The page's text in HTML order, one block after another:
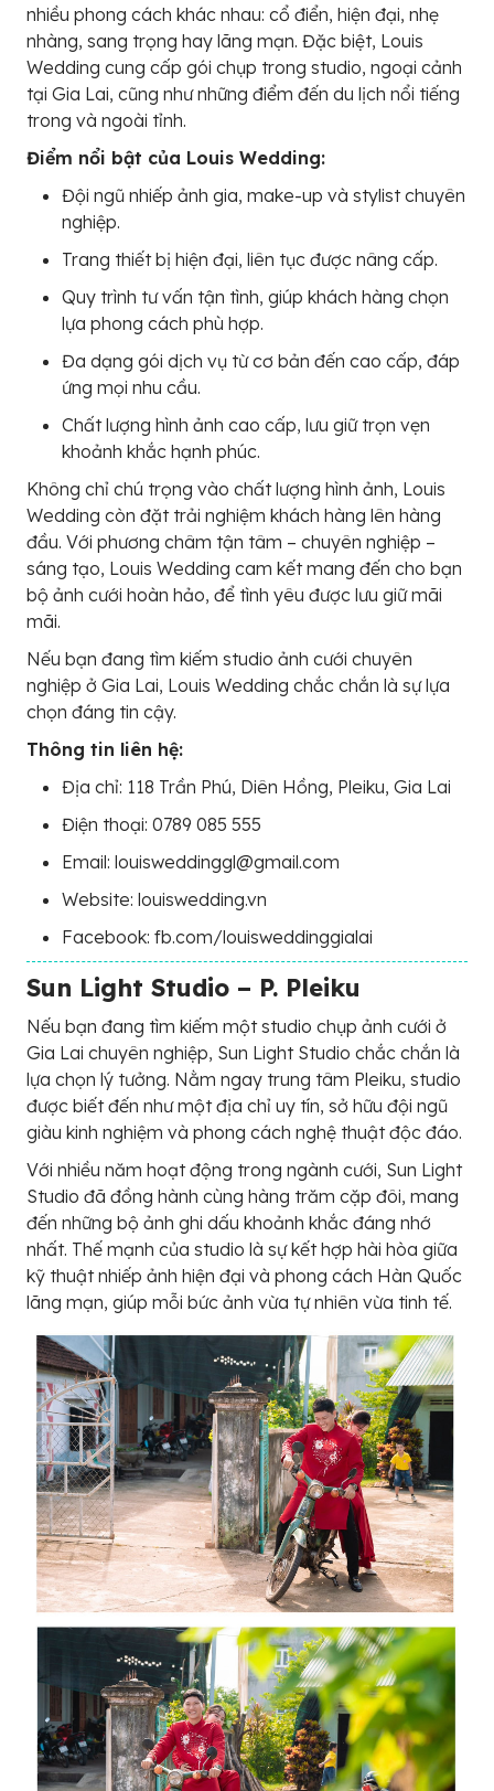
nhiều phong cách khác nhau: cổ điển, hiện đại, nhẹ
nhàng, sang trọng hay lãng mạn. Đặc biệt, Louis
Wedding cung cấp gói chụp trong studio, ngoại cảnh
tại Gia Lai, cũng như những điểm đến du lịch nổi tiếng
trong và ngoài tỉnh.
Điểm nổi bật của Louis Wedding:
Đội ngũ nhiếp ảnh gia, make-up và stylist chuyên
nghiệp.
Trang thiết bị hiện đại, liên tục được nâng cấp.
Quy trình tư vấn tận tình, giúp khách hàng chọn
lựa phong cách phù hợp.
Đa dạng gói dịch vụ từ cơ bản đến cao cấp, đáp
ứng mọi nhu cầu.
Chất lượng hình ảnh cao cấp, lưu giữ trọn vẹn
khoảnh khắc hạnh phúc.
Không chỉ chú trọng vào chất lượng hình ảnh, Louis
Wedding còn đặt trải nghiệm khách hàng lên hàng
đầu. Với phương châm tận tâm – chuyên nghiệp –
sáng tạo, Louis Wedding cam kết mang đến cho bạn
bộ ảnh cưới hoàn hảo, để tình yêu được lưu giữ mãi
mãi.
Nếu bạn đang tìm kiếm studio ảnh cưới chuyên
nghiệp ở Gia Lai, Louis Wedding chắc chắn là sự lựa
chọn đáng tin cậy.
Thông tin liên hệ:
Địa chỉ: 118 Trần Phú, Diên Hồng, Pleiku, Gia Lai
Điện thoại: 0789 085 555
Email: louisweddinggl@gmail.com
Website: louiswedding.vn
Facebook: fb.com/louisweddinggialai
Sun Light Studio – P. Pleiku
Nếu bạn đang tìm kiếm một studio chụp ảnh cưới ở
Gia Lai chuyên nghiệp, Sun Light Studio chắc chắn là
lựa chọn lý tưởng. Nằm ngay trung tâm Pleiku, studio
được biết đến như một địa chỉ uy tín, sở hữu đội ngũ
giàu kinh nghiệm và phong cách nghệ thuật độc đáo.
Với nhiều năm hoạt động trong ngành cưới, Sun Light
Studio đã đồng hành cùng hàng trăm cặp đôi, mang
đến những bộ ảnh ghi dấu khoảnh khắc đáng nhớ
nhất. Thế mạnh của studio là sự kết hợp hài hòa giữa
kỹ thuật nhiếp ảnh hiện đại và phong cách Hàn Quốc
lãng mạn, giúp mỗi bức ảnh vừa tự nhiên vừa tinh tế.